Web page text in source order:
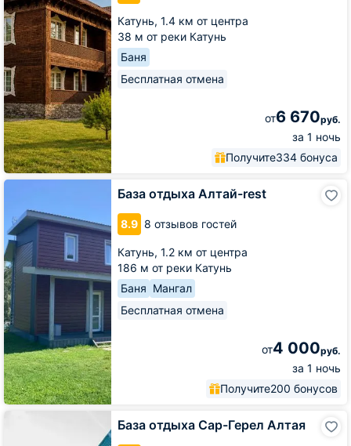
Катунь, 1.4 км от центра
38 м от реки Катунь
Баня
Бесплатная отмена
от6 670руб.
за 1 ночь
Получите334 бонуса
База отдыха Алтай-rest
8.9 8 отзывов гостей
Катунь, 1.2 км от центра
186 м от реки Катунь
Баня Мангал
Бесплатная отмена
от4 000руб.
за 1 ночь
Получите200 бонусов
База
Алтай-
rest
База отдыха Сар-Герел Алтая